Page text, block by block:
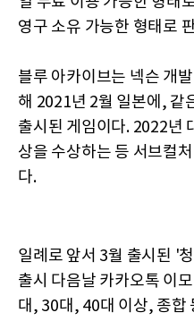
영구 소유 가능한 형태로
블루 아카이브는 넥슨 개
해 2021년 2월 일본에, 같
출시된 게임이다. 2022년
상을 수상하는 등 서브컬
다.
일례로 앞서 3월 출시된 '
출시 다음날 카카오톡 이
대, 30대, 40대 이상, 종합